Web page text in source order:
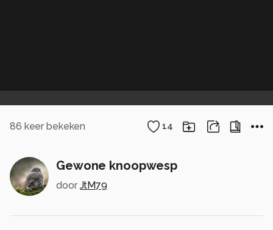
86 keer bekeken 14
Gewone knoopwesp
door JtM79